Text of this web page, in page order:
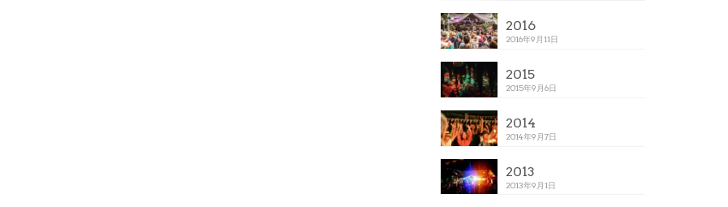
2016
2016年9月11日
2015
2015年9月6日
2014
2014年9月7日
2013
2013年9月1日